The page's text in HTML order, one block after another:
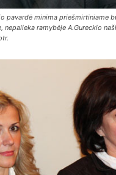
pavardė minima priešmirtiniame
nepalieka ramybėje A.Gureckio